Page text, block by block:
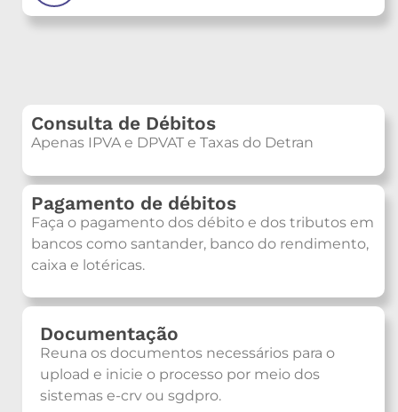
Consulta de Débitos
Apenas IPVA e DPVAT e Taxas do Detran
Pagamento de débitos
Faça o pagamento dos débito e dos tributos em
bancos como santander, banco do rendimento,
caixa e lotéricas.
Documentação
Reuna os documentos necessários para o
upload e inicie o processo por meio dos
sistemas e-crv ou sgdpro.